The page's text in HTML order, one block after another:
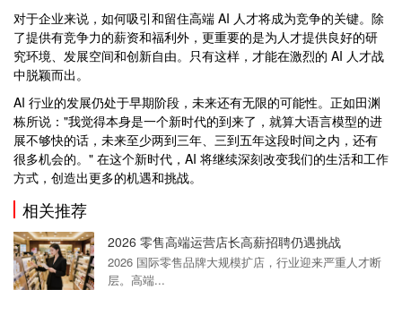
对于企业来说，如何吸引和留住高端 AI 人才将成为竞争的关键。除
了提供有竞争力的薪资和福利外，更重要的是为人才提供良好的研
究环境、发展空间和创新自由。只有这样，才能在激烈的 AI 人才战
中脱颖而出。
AI 行业的发展仍处于早期阶段，未来还有无限的可能性。正如田渊
栋所说："我觉得本身是一个新时代的到来了，就算大语言模型的进
展不够快的话，未来至少两到三年、三到五年这段时间之内，还有
很多机会的。" 在这个新时代，AI 将继续深刻改变我们的生活和工作
方式，创造出更多的机遇和挑战。
相关推荐
2026 零售高端运营店长高薪招聘仍遇挑战
2026 国际零售品牌大规模扩店，行业迎来严重人才断
层。高端...